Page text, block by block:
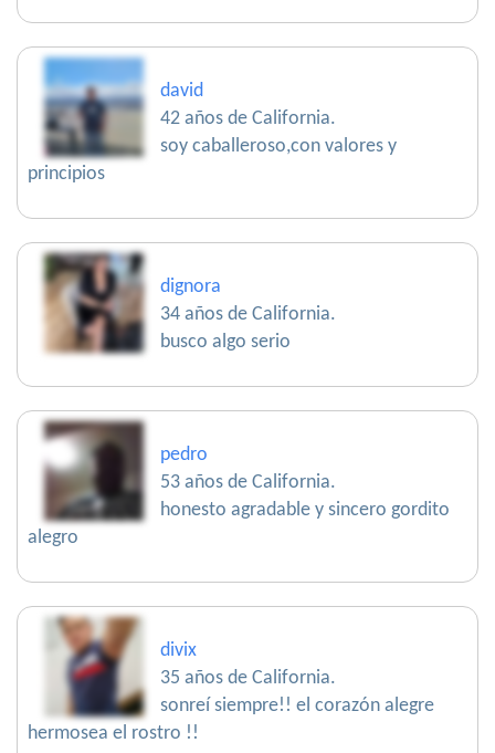
david
42 años de California.
soy caballeroso,con valores y
principios
dignora
34 años de California.
busco algo serio
pedro
53 años de California.
honesto agradable y sincero gordito
alegro
divix
35 años de California.
sonreí siempre!! el corazón alegre
hermosea el rostro !!